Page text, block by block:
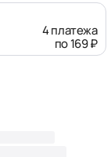
4 платежа
по 169 ₽